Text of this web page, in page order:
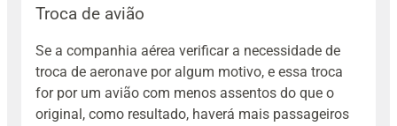
Troca de avião
Se a companhia aérea verificar a necessidade de
troca de aeronave por algum motivo, e essa troca
for por um avião com menos assentos do que o
original, como resultado, haverá mais passageiros